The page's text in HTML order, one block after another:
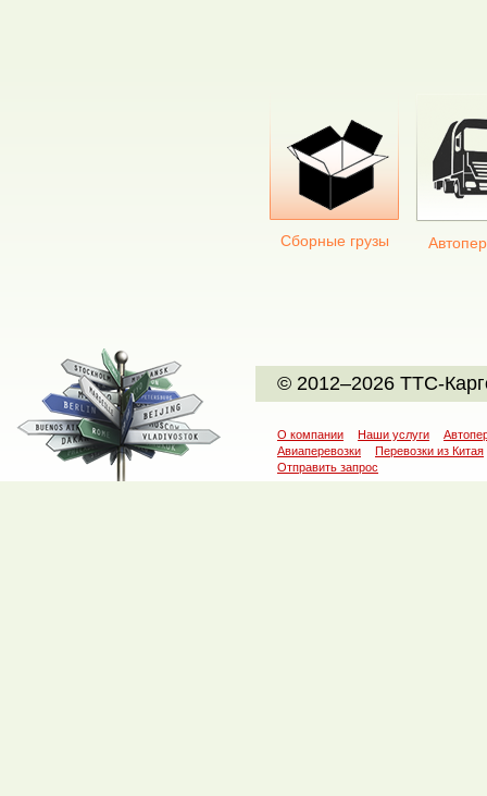
Сборные грузы
© 2012–2026 ТТС-
О компании Наши услуги
Авиаперевозки
Перевозки из Китая
Отправить запрос